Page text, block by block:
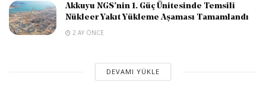
Akkuyu NGS’nin 1. Güç Ünitesinde Temsili
Nükleer Yakıt Yükleme Aşaması Tamamlandı
2 AY ÖNCE
DEVAMI YÜKLE